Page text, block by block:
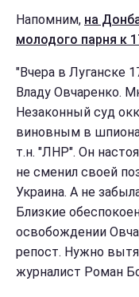
Напомним, на
молодого парня к
"Вчера в Луганске
Владу Овчаренко.
Незаконный суд
виновным в
т.н. "ЛНР". Он
не сменил своей
Украина. А не
Близкие
освобождении
репост. Нужно
журналист Роман